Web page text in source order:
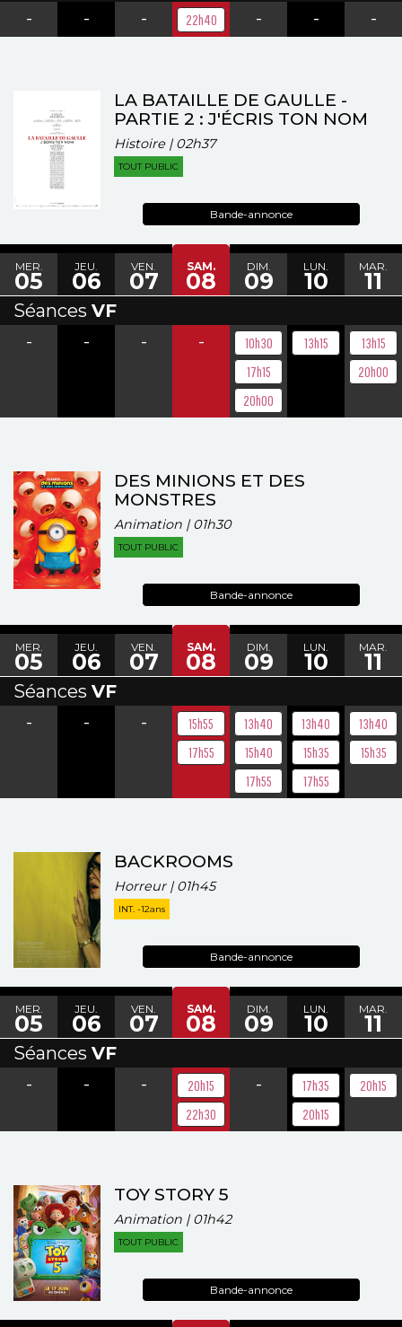
- - - 22h40 - - -
LA BATAILLE DE GAULLE -
PARTIE 2 : J'ÉCRIS TON NOM
Histoire | 02h37
TOUT PUBLIC
Bande-annonce
MER.
05
JEU.
06
VEN.
07
SAM.
08
DIM.
09
LUN.
10
MAR.
11
Séances VF
-
- - -
10h30
17h15
20h00
13h15
13h15
20h00
DES MINIONS ET DES
MONSTRES
Animation | 01h30
TOUT PUBLIC
Bande-annonce
MER.
05
JEU.
06
VEN.
07
SAM.
08
DIM.
09
LUN.
10
MAR.
11
Séances VF
-
- -
15h55
17h55
13h40
15h40
17h55
13h40
15h35
17h55
13h40
15h35
BACKROOMS
Horreur | 01h45
INT. -12ans
Bande-annonce
MER.
05
JEU.
06
VEN.
07
SAM.
08
DIM.
09
LUN.
10
MAR.
11
Séances VF
-
- -
20h15
22h30
-
17h35
20h15
20h15
TOY STORY 5
Animation | 01h42
TOUT PUBLIC
Bande-annonce